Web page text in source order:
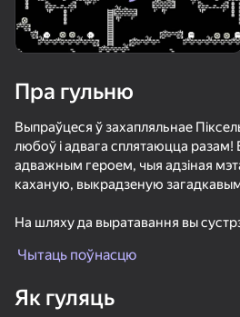
Шахматы с дробовиком
Пра гульню
Выпраўцеся ў захапляльнае
любоў і адвага сплятаюцца разам!
адважным героем, чыя адзіная
каханую, выкрадзеную
На шляху да выратавання вы
вашым незаменным памочнікам. Ён
усе цяжкасці.
Чытаць поўнасцю
Як гуляць